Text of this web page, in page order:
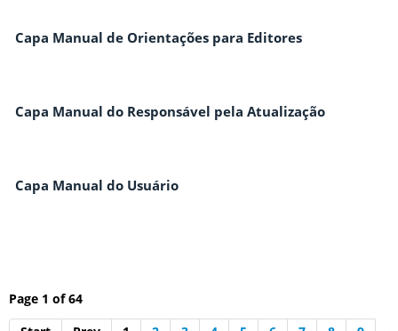
Capa Manual de Orientações para Editores
Capa Manual do Responsável pela Atualização
Capa Manual do Usuário
Page 1 of 64